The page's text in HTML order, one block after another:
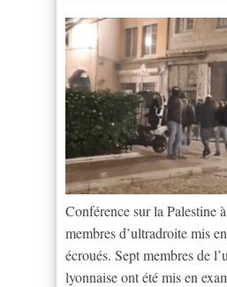
Conférence sur la Palestine
membres d’ultradroite mis
écroués. Sept membres de
lyonnaise ont été mis en